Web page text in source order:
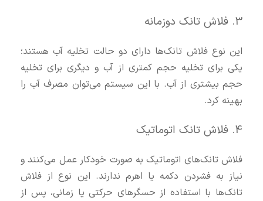
3. فلاش تانک دوزمانه
این نوع فلاش تانک‌ها دارای دو حالت تخلیه آب هستند؛
یکی برای تخلیه حجم کمتری از آب و دیگری برای تخلیه
حجم بیشتری از آب. با این سیستم می‌توان مصرف آب را
بهینه کرد.
4. فلاش تانک اتوماتیک
فلاش تانک‌های اتوماتیک به صورت خودکار عمل می‌کنند و
نیاز به فشردن دکمه یا اهرم ندارند. این نوع از فلاش
تانک‌ها با استفاده از حسگرهای حرکتی یا زمانی، پس از